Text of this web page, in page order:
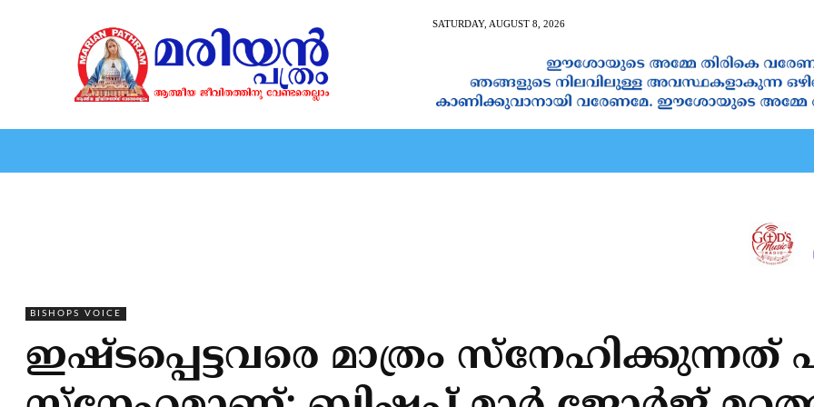
SATURDAY, AUGUST 8, 2026
BISHOPS VOICE
ഇഷ്ടപ്പെട്ടവരെ മാത്രം സ്‌നേഹിക്കുന്നത്